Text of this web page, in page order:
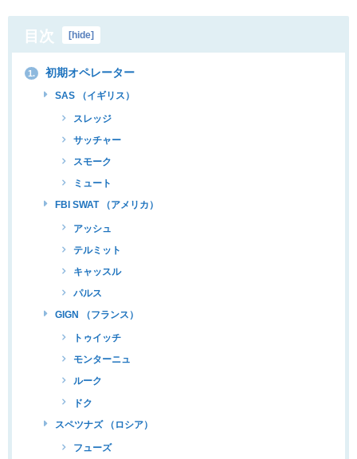
目次 hide
1. 初期オペレーター
SAS （イギリス）
スレッジ
サッチャー
スモーク
ミュート
FBI SWAT （アメリカ）
アッシュ
テルミット
キャッスル
パルス
GIGN （フランス）
トゥイッチ
モンターニュ
ルーク
ドク
スペツナズ （ロシア）
フューズ